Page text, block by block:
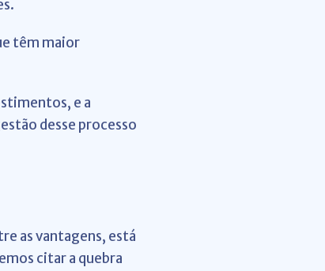
têm maior
e a
desse processo
as vantagens, está
citar a quebra